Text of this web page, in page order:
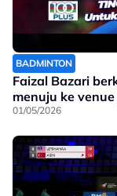
BADMINTON
Faizal Bazari
menuju ke
01/05/2026